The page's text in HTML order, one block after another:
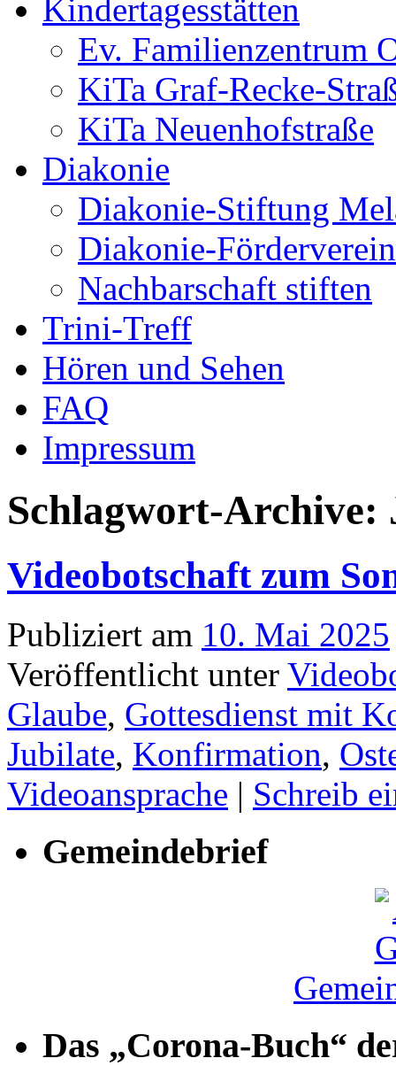
Kindertagesstätten
Ev. Familienzentrum
KiTa Graf-Recke-
KiTa Neuenhofstraße
Diakonie
Diakonie-Stiftung
Diakonie-
Nachbarschaft stiften
Trini-Treff
Hören und Sehen
FAQ
Impressum
Schlagwort-Archive:
Videobotschaft zum
Publiziert am 10. Mai 2025
Veröffentlicht unter
Glaube, Gottesdienst mit
Jubilate, Konfirmation,
Videoansprache | Schreib
Gemeindebrief
Das „Corona-Buch“